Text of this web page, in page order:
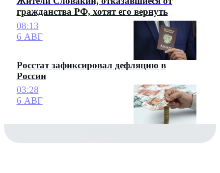
гражданства РФ, хотят его вернуть
08:13
6 АВГ
Росстат зафиксировал дефляцию в
России
03:28
6 АВГ